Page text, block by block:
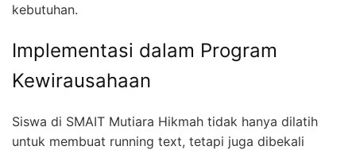
kebutuhan.
Implementasi dalam Program
Kewirausahaan
Siswa di SMAIT Mutiara Hikmah tidak hanya dilatih
untuk membuat running text, tetapi juga dibekali